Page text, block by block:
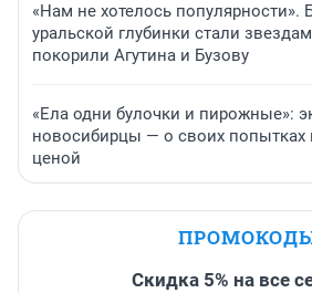
«Нам не хотелось популярности».
уральской глубинки стали
покорили Агутина и Бузову
«Ела одни булочки и пирожные»:
новосибирцы — о своих попытках
ценой
Скидка 5% на все